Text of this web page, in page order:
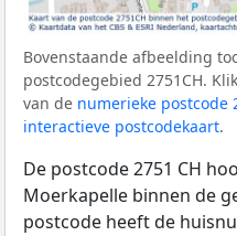
Bovenstaande afbeelding
postcodegebied 2751CH.
van de numerieke postcode
interactieve postcodekaart.
De postcode 2751 CH
Moerkapelle binnen de
postcode heeft de